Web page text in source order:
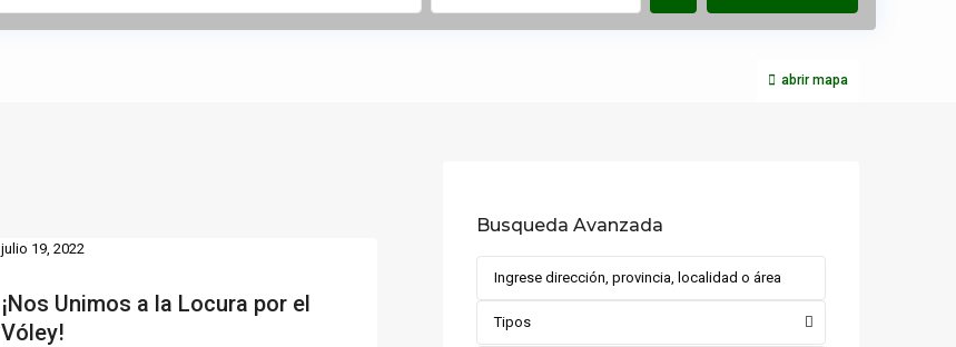
abrir mapa
¡Nos Unimos a la Locura por el
Vóley!
julio 19, 2022
Busqueda Avanzada
Tipos